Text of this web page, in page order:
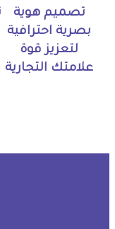
تصميم هوية
بصرية احترافية
لتعزيز قوة
علامتك التجارية